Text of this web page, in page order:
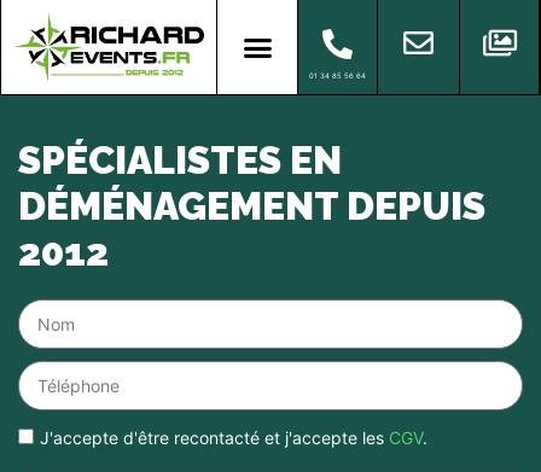
01 34 85 56 64
SPÉCIALISTES EN
DÉMÉNAGEMENT DEPUIS
2012
J'accepte d'être recontacté et j'accepte les CGV.